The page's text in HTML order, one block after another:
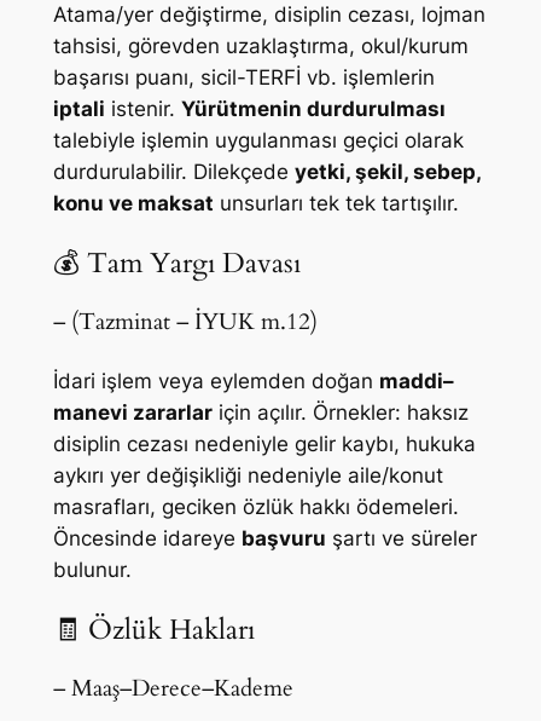
Atama/yer değiştirme, disiplin cezası, lojman
tahsisi, görevden uzaklaştırma, okul/kurum
başarısı puanı, sicil-TERFİ vb. işlemlerin
iptali istenir. Yürütmenin durdurulması
talebiyle işlemin uygulanması geçici olarak
durdurulabilir. Dilekçede yetki, şekil, sebep,
konu ve maksat unsurları tek tek tartışılır.
💰 Tam Yargı Davası
– (Tazminat – İYUK m.12)
İdari işlem veya eylemden doğan maddi–
manevi zararlariçin açılır. Örnekler: haksız
disiplin cezası nedeniyle gelir kaybı, hukuka
aykırı yer değişikliği nedeniyle aile/konut
masrafları, geciken özlük hakkı ödemeleri.
Öncesinde idareye başvuru şartı ve süreler
bulunur.
🧾 Özlük Hakları
– Maaş–Derece–Kademe